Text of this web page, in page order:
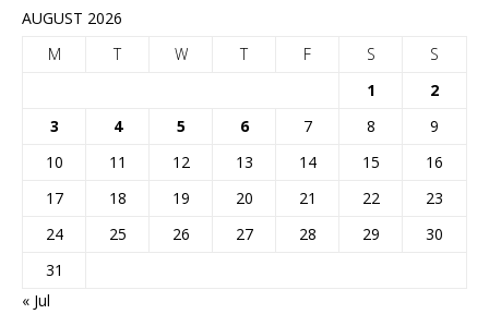
AUGUST 2026
M
T W T F S
S
1
2
3
4 5 6 7 8
9
10
11 12 13 14 15
16
17
18 19 20 21 22
23
24
25 26 27 28 29
30
31
« Jul